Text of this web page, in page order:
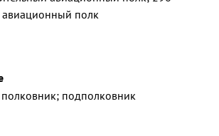
авиационный полк
подполковник